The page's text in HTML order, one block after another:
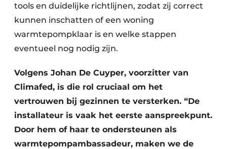
tools en duidelijke richtlijnen, zodat zij correct
kunnen inschatten of een woning
warmtepompklaar is en welke stappen
eventueel nog nodig zijn.
Volgens Johan De Cuyper, voorzitter van
Climafed, is die rol cruciaal om het
vertrouwen bij gezinnen te versterken. “De
installateur is vaak het eerste aanspreekpunt.
Door hem of haar te ondersteunen als
warmtepompambassadeur, maken we de